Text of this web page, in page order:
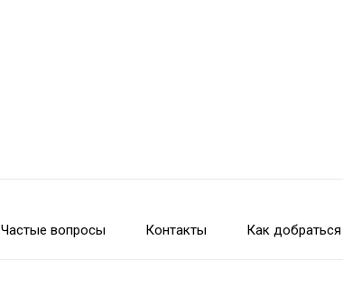
Частые вопросы Контакты Как добраться